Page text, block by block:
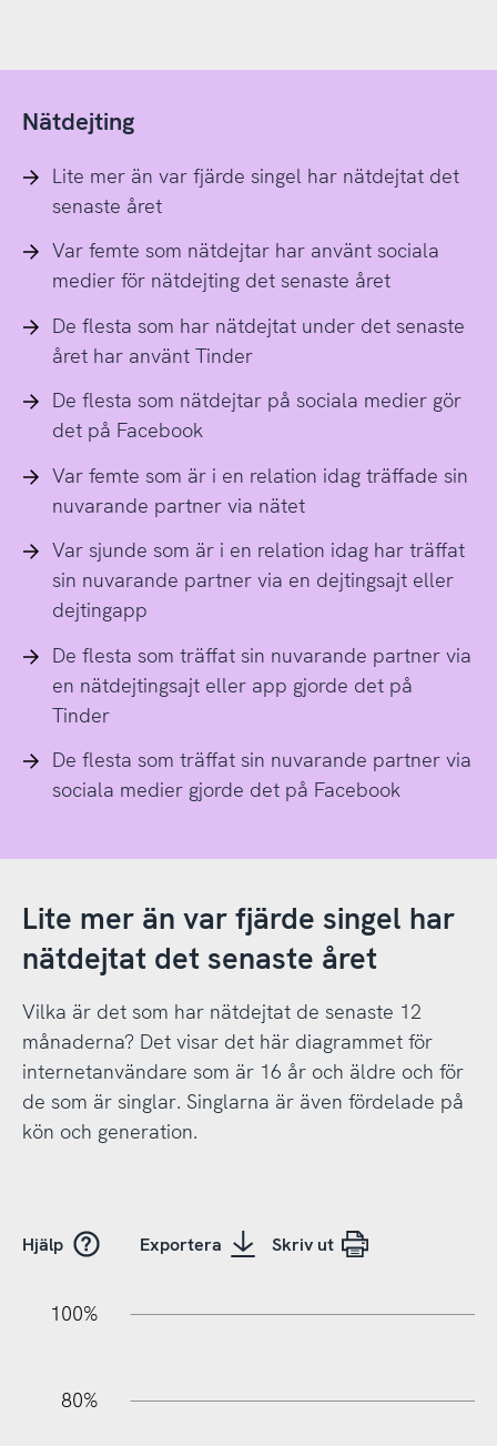
Nätdejting
Lite mer än var fjärde singel har nätdejtat det
senaste året
Var femte som nätdejtar har använt sociala
medier för nätdejting det senaste året
De flesta som har nätdejtat under det senaste
året har använt Tinder
De flesta som nätdejtar på sociala medier gör
det på Facebook
Var femte som är i en relation idag träffade sin
nuvarande partner via nätet
Var sjunde som är i en relation idag har träffat
sin nuvarande partner via en dejtingsajt eller
dejtingapp
De flesta som träffat sin nuvarande partner via
en nätdejtingsajt eller app gjorde det på
Tinder
De flesta som träffat sin nuvarande partner via
sociala medier gjorde det på Facebook
Lite mer än var fjärde singel har
nätdejtat det senaste året
Vilka är det som har nätdejtat de senaste 12
månaderna? Det visar det här diagrammet för
internetanvändare som är 16 år och äldre och för
de som är singlar. Singlarna är även fördelade på
kön och generation.
Hjälp Exportera Skriv ut
100%
80%